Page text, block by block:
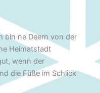
bin ne Deern von der
Heimatstadt
wenn der
die Füße im Schlick